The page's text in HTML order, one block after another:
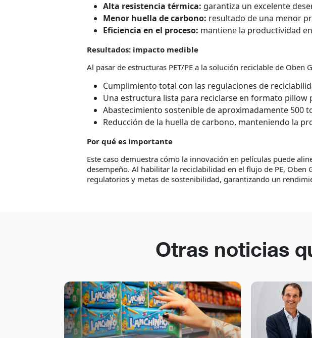
Alta resistencia térmica: garantiza un excelente
Menor huella de carbono: resultado de una menor
Eficiencia en el proceso: mantiene la productividad
Resultados: impacto medible
Al pasar de estructuras PET/PE a la solución reciclable de Oben
Cumplimiento total con las regulaciones de
Una estructura lista para reciclarse en formato pillow
Abastecimiento sostenible de aproximadamente 500
Reducción de la huella de carbono, manteniendo la
Por qué es importante
Este caso demuestra cómo la innovación en películas puede
desempeño. Al habilitar la reciclabilidad en el flujo de PE, Oben
regulatorios y metas de sostenibilidad, garantizando un
Otras noticias